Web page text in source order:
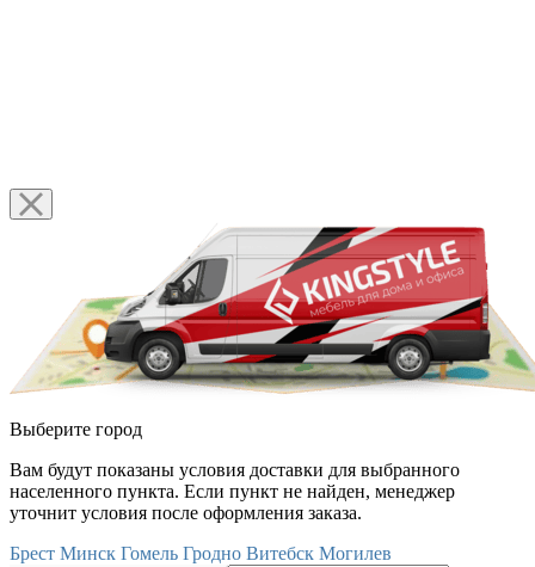
Выберите город
Вам будут показаны условия доставки для выбранного
населенного пункта. Если пункт не найден, менеджер
уточнит условия после оформления заказа.
Брест Минск Гомель Гродно Витебск Могилев